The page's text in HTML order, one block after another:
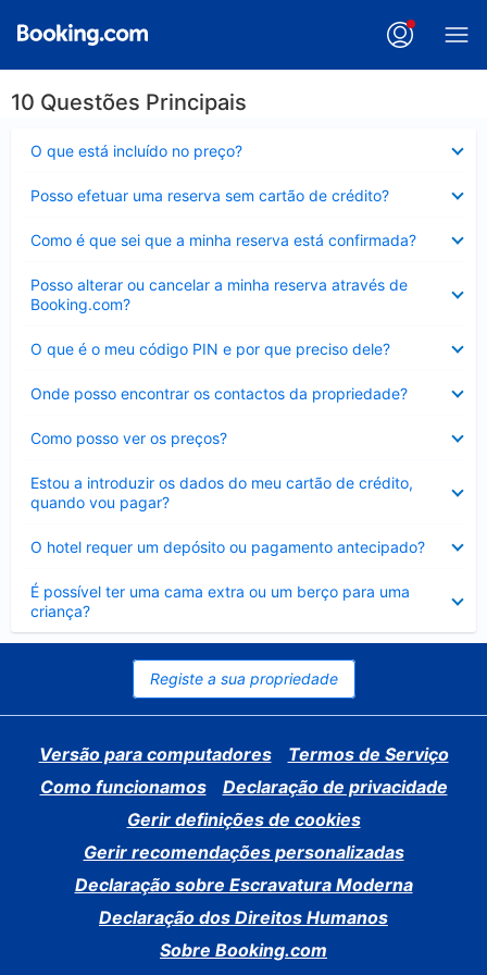
10 Questões Principais
O que está incluído no preço?
fechado
Posso efetuar uma reserva sem cartão de crédito?
fechado
Como é que sei que a minha reserva está confirmada?
fechado
Posso alterar ou cancelar a minha reserva através de
Booking.com?
fechado
O que é o meu código PIN e por que preciso dele?
fechado
Onde posso encontrar os contactos da propriedade?
fechado
Como posso ver os preços?
fechado
Estou a introduzir os dados do meu cartão de crédito,
quando vou pagar?
fechado
O hotel requer um depósito ou pagamento antecipado?
fechado
É possível ter uma cama extra ou um berço para uma
criança?
Elemento
fechado
Registe a sua propriedade
Versão para computadores
Termos de Serviço
Como funcionamos
Declaração de privacidade
Gerir definições de cookies
Gerir recomendações personalizadas
Declaração sobre Escravatura Moderna
Declaração dos Direitos Humanos
Sobre Booking.com